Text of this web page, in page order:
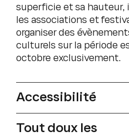
superficie et sa hauteur,
les associations et
organiser des
culturels sur la période
octobre exclusivement.
Accessibilité
Tout doux les